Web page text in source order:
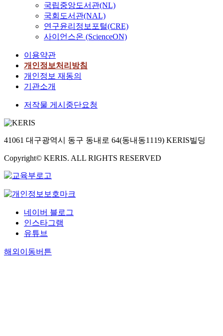
국립중앙도서관(NL)
국회도서관(NAL)
연구윤리정보포털(CRE)
사이언스온 (ScienceON)
이용약관
개인정보처리방침
개인정보 재동의
기관소개
저작물 게시중단요청
41061 대구광역시 동구 동내로 64(동내동1119) KERIS빌딩
Copyright© KERIS. ALL RIGHTS RESERVED
네이버 블로그
인스타그램
유튜브
해외이동버튼